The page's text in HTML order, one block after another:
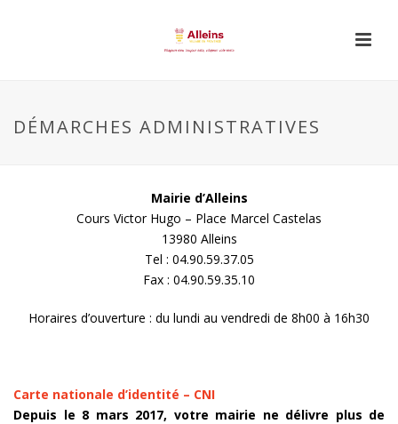
DÉMARCHES ADMINISTRATIVES
Mairie d’Alleins
Cours Victor Hugo – Place Marcel Castelas
13980 Alleins
Tel : 04.90.59.37.05
Fax : 04.90.59.35.10
Horaires d’ouverture : du lundi au vendredi de 8h00 à 16h30
Carte nationale d’identité – CNI
Depuis le 8 mars 2017, votre mairie ne délivre plus de